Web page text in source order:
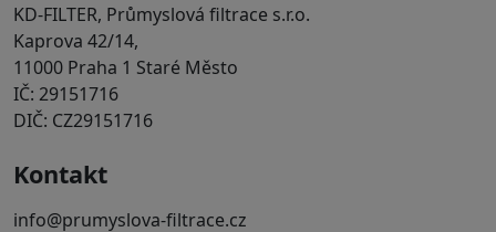
KD-FILTER, Průmyslová filtrace s.r.o.
Kaprova 42/14,
11000 Praha 1 Staré Město
IČ: 29151716
DIČ: CZ29151716
Kontakt
info@prumyslova-filtrace.cz